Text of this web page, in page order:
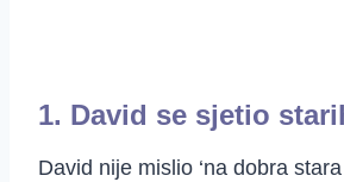
1. David se sjetio
David nije mislio ‘na dobra